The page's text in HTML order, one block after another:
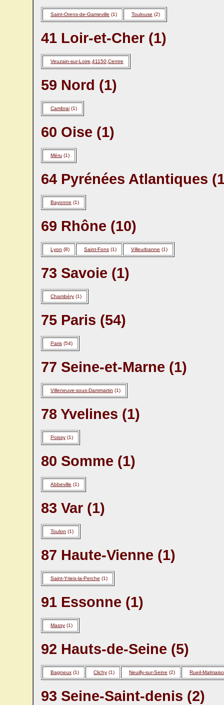
Saint-Orens-de-Gameville (1) Toulouse (2)
41 Loir-et-Cher (1)
Veuzain-sur-Loire,41150,Centre
59 Nord (1)
Cambrai (1)
60 Oise (1)
Méru (1)
64 Pyrénées Atlantiques
Bayonne (1)
69 Rhône (10)
Lyon (8) Saint-Fons (1) Villeurbanne (1)
73 Savoie (1)
Chambéry (1)
75 Paris (54)
Paris (54)
77 Seine-et-Marne (1)
Villeneuve-sous-Dammartin (1)
78 Yvelines (1)
Poissy (1)
80 Somme (1)
Abbeville (1)
83 Var (1)
Toulon (1)
87 Haute-Vienne (1)
Saint-Yrieix-la-Perche (1)
91 Essonne (1)
Massy (1)
92 Hauts-de-Seine (5)
Bagneux (1) Clichy (1) Neuilly-sur-Seine (2) Rueil-
93 Seine-Saint-denis (2)